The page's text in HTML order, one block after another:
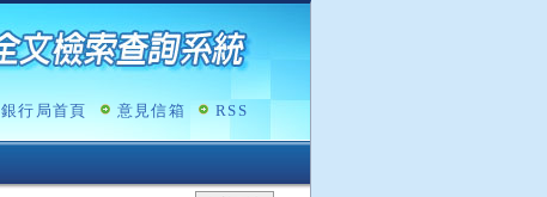
銀行局首頁 意見信箱 RSS